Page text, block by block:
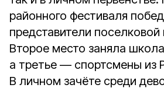
районного фестиваля
представители
Второе место заняла
а третье — спортсмены из
В личном зачёте среди